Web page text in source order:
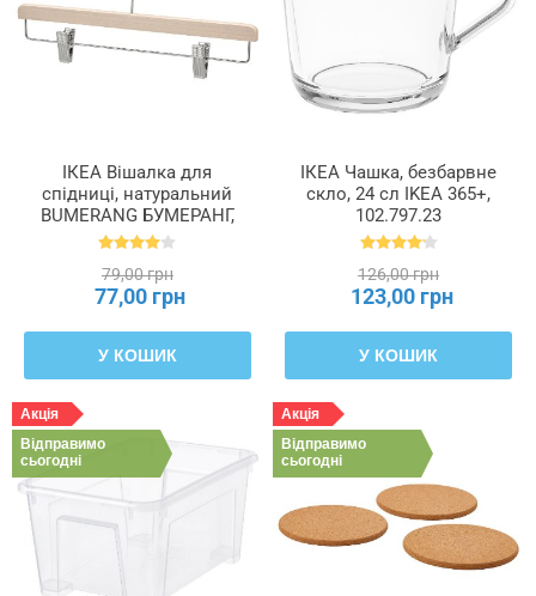
ІКЕА Вішалка для
спідниці, натуральний
BUMERANG БУМЕРАНГ,
404.324.79
79,00 грн
77,00 грн
У КОШИК
ІКЕА Чашка, безбарвне
скло, 24 сл IKEA 365+,
102.797.23
126,00 грн
123,00 грн
У КОШИК
Акція
Відправимо
сьогодні
Акція
Відправимо
сьогодні